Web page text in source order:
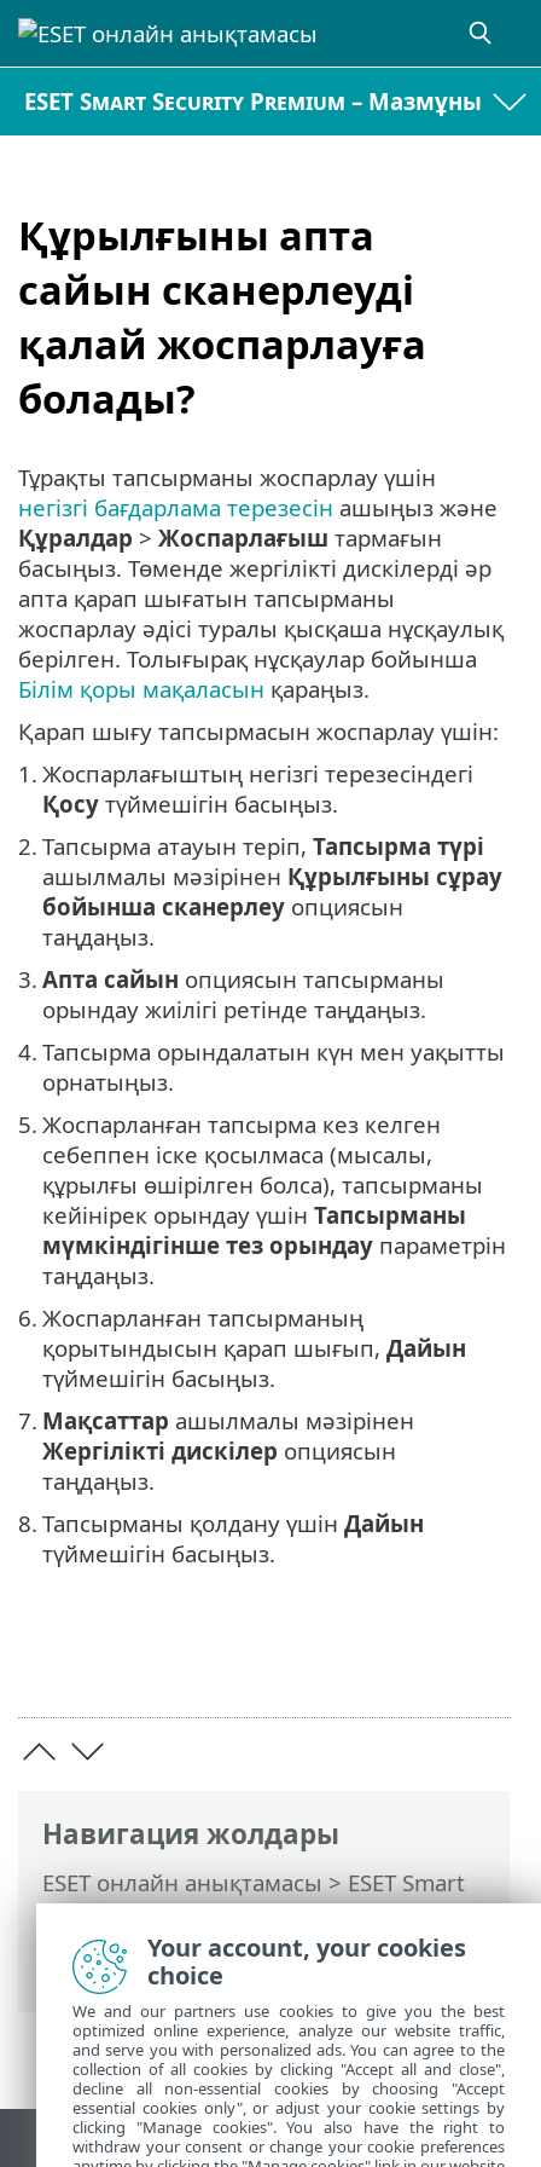
ESET Smart Security Premium – Мазмұны
Құрылғыны апта
сайын сканерлеуді
қалай жоспарлауға
болады?
Навигация жолдары
ESET онлайн анықтамасы>ESET Smart
Security Premium>ЖҚС> Құрылғыны
апта сайын сканерлеуді қалай
жоспарлауға болады?
Тұрақты тапсырманы жоспарлау үшін
негізгі бағдарлама терезесін ашыңыз және
Құралдар > Жоспарлағыш тармағын
басыңыз. Төменде жергілікті дискілерді әр
апта қарап шығатын тапсырманы
жоспарлау әдісі туралы қысқаша нұсқаулық
берілген. Толығырақ нұсқаулар бойынша
Білім қоры мақаласын қараңыз.
Қарап шығу тапсырмасын жоспарлау үшін:
1. Жоспарлағыштың негізгі терезесіндегі
Қосу түймешігін басыңыз.
2. Тапсырма атауын теріп, Тапсырма түрі
ашылмалы мәзірінен Құрылғыны сұрау
бойынша сканерлеу опциясын
таңдаңыз.
3. Апта сайын опциясын тапсырманы
орындау жиілігі ретінде таңдаңыз.
4. Тапсырма орындалатын күн мен уақытты
орнатыңыз.
5. Жоспарланған тапсырма кез келген
себеппен іске қосылмаса (мысалы,
құрылғы өшірілген болса), тапсырманы
кейінірек орындау үшін Тапсырманы
мүмкіндігінше тез орындау параметрін
таңдаңыз.
6. Жоспарланған тапсырманың
қорытындысын қарап шығып, Дайын
түймешігін басыңыз.
7. Мақсаттар ашылмалы мәзірінен
Жергілікті дискілер опциясын
таңдаңыз.
8. Тапсырманы қолдану үшін Дайын
түймешігін басыңыз.
Жұмыс үстеліндегі сайтты қарау
Your account, your cookies
choice
We and our partners use cookies to give you the best
optimized online experience, analyze our website traffic,
and serve you with personalized ads. You can agree to the
collection of all cookies by clicking "Accept all and close",
decline all non-essential cookies by choosing "Accept
essential cookies only", or adjust your cookie settings by
clicking "Manage cookies". You also have the right to
withdraw your consent or change your cookie preferences